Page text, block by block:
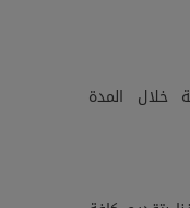
خلال المدة